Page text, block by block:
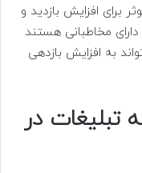
برای افزایش بازدید و
مخاطبانی هستند
به افزایش بازدهی
در